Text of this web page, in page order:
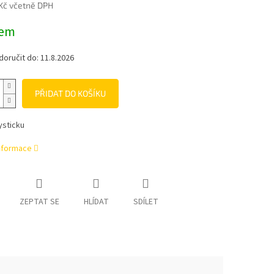
včetně DPH
do: 11.8.2026
PŘIDAT DO KOŠÍKU
ZEPTAT SE HLÍDAT SDÍLET